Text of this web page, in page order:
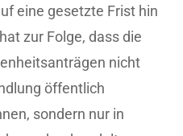
eine gesetzte Frist hin
zur Folge, dass die
nicht
öffentlich
sondern nur in